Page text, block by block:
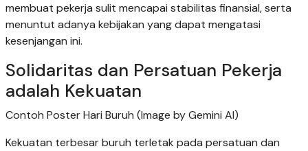
membuat pekerja sulit mencapai stabilitas finansial, serta
menuntut adanya kebijakan yang dapat mengatasi
kesenjangan ini.
Solidaritas dan Persatuan Pekerja
adalah Kekuatan
Contoh Poster Hari Buruh (Image by Gemini AI)
Kekuatan terbesar buruh terletak pada persatuan dan